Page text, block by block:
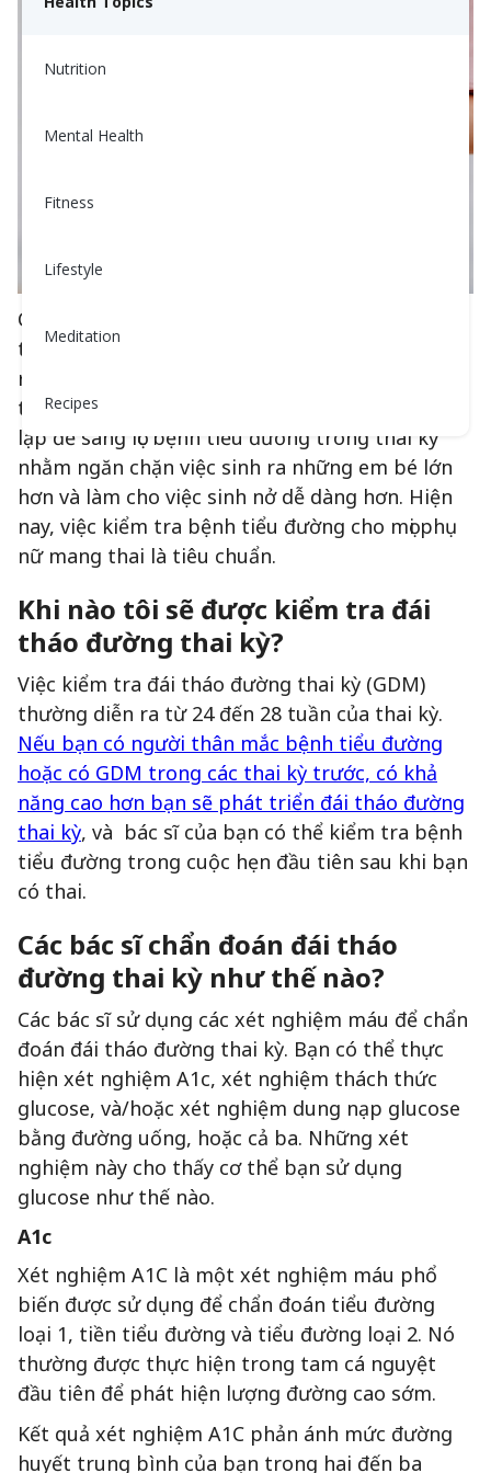
Nutrition
Mental Health
Fitness
Lifestyle
Meditation
Recipes
Các bác sĩ bắt đầu thấy nhiều em bé sinh ra rất
to, và sau nhiều nghiên cứu, điều đó trở nên rõ
ràng rằng lượng đường cao đang khiến em bé
tăng cân quá nhiều. Các tiêu chí đã được thiết
lập để sàng lọc bệnh tiểu đường trong thai kỳ
nhằm ngăn chặn việc sinh ra những em bé lớn
hơn và làm cho việc sinh nở dễ dàng hơn. Hiện
nay, việc kiểm tra bệnh tiểu đường cho mọi phụ
nữ mang thai là tiêu chuẩn.
Khi nào tôi sẽ được kiểm tra đái
tháo đường thai kỳ?
Việc kiểm tra đái tháo đường thai kỳ (GDM)
thường diễn ra từ 24 đến 28 tuần của thai kỳ.
Nếu bạn có người thân mắc bệnh tiểu đường
hoặc có GDM trong các thai kỳ trước, có khả
năng cao hơn bạn sẽ phát triển đái tháo đường
thai kỳ, và bác sĩ của bạn có thể kiểm tra bệnh
tiểu đường trong cuộc hẹn đầu tiên sau khi bạn
có thai.
Các bác sĩ chẩn đoán đái tháo
đường thai kỳ như thế nào?
Các bác sĩ sử dụng các xét nghiệm máu để chẩn
đoán đái tháo đường thai kỳ. Bạn có thể thực
hiện xét nghiệm A1c, xét nghiệm thách thức
glucose, và/hoặc xét nghiệm dung nạp glucose
bằng đường uống, hoặc cả ba. Những xét
nghiệm này cho thấy cơ thể bạn sử dụng
glucose như thế nào.
A1c
Xét nghiệm A1C là một xét nghiệm máu phổ
biến được sử dụng để chẩn đoán tiểu đường
loại 1, tiền tiểu đường và tiểu đường loại 2. Nó
thường được thực hiện trong tam cá nguyệt
đầu tiên để phát hiện lượng đường cao sớm.
Kết quả xét nghiệm A1C phản ánh mức đường
huyết trung bình của bạn trong hai đến ba